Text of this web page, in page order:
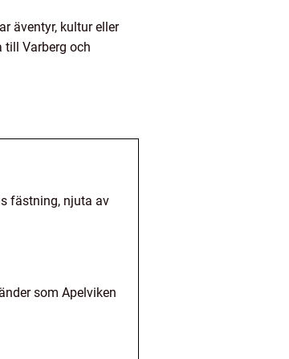
äventyr, kultur eller
till Varberg och
fästning, njuta av
som Apelviken